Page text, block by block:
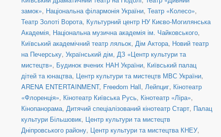
замок», Національна філармонія України, Театр «Колесо»,
Театр Золоті Ворота, Культурний центр НУ Києво-Могилянська
Академія, Національна музична академія ім. Чайковського,
Київський академічний театр ляльок, Дім Актора, Новий театр
на Печерську, Український дім, ДЗ «Центр культури та
мистецтв», Будинок вчених НАН України, Київський палац
дітей та юнацтва, Центр культури та мистецтв МВС України,
ARENA ENTERTAINMENT, Freedom Hall, Лейпциг, Кінотеатр
«Флоренція», Кінотеатр Київська Русь, Кінотеатр «Ліра»,
Кінопанорама, Дитячий спеціалізований кінотеатр Старт, Палац
культури Більшовик, Центр культури та мистецтв
Дніпровського району, Центр культури та мистецтва КНЕУ,